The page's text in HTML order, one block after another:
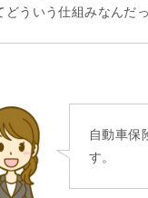
どういう仕組みなんだ
自動車保
す。